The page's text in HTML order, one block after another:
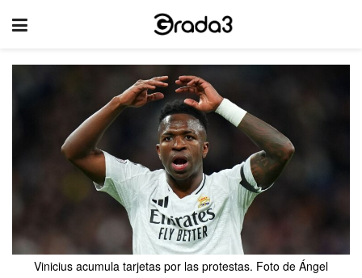
Vinicius acumula tarjetas por las protestas. Foto de Ángel